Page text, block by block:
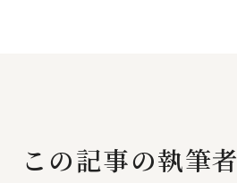
この記事の執筆者